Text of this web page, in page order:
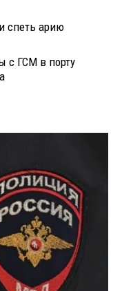
спеть арию
с ГСМ в порту